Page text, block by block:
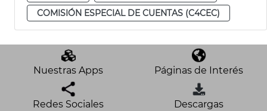
COMISIÓN ESPECIAL DE CUENTAS (C4CEC)
Nuestras Apps Páginas de Interés
Redes Sociales Descargas